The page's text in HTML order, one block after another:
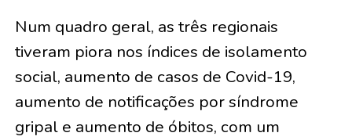
Num quadro geral, as três regionais
tiveram piora nos índices de isolamento
social, aumento de casos de Covid-19,
aumento de notificações por síndrome
gripal e aumento de óbitos, com um